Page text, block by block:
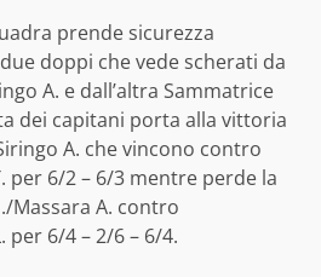
prende sicurezza
doppi che vede scherati da
A. e dall’altra Sammatrice
dei capitani porta alla vittoria
A. che vincono contro
per 6/2 – 6/3 mentre perde la
Massara A. contro
6/4 – 2/6 – 6/4.